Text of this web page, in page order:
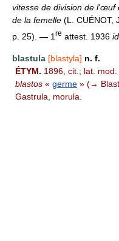
vitesse de division de l'œuf
de la femelle (L. CUÉNOT,
p. 25). — 1 re attest. 1936 id.
blastula [blastyla] n. f.
ÉTYM. 1896, cit.; lat. mod.
blastos « germe » (→
Gastrula, morula.